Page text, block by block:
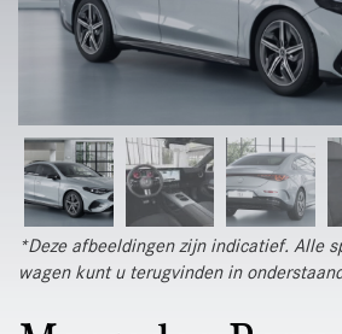
*Deze afbeeldingen zijn indicatief. Alle
wagen kunt u terugvinden in